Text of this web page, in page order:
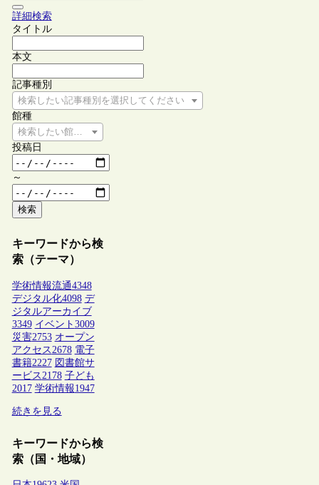
詳細検索
タイトル
本文
記事種別
検索したい記事種別を選択してください
館種
検索したい館種を選択してください
投稿日
～
検索
キーワードから検
索（テーマ）
学術情報流通4348
デジタル化4098 デ
ジタルアーカイブ
3349 イベント 3009
災害2753 オープン
アクセス 2678 電子
書籍2227 図書館サ
ービス 2178 子ども
2017 学術情報1947
続きを見る
キーワードから検
索（国・地域）